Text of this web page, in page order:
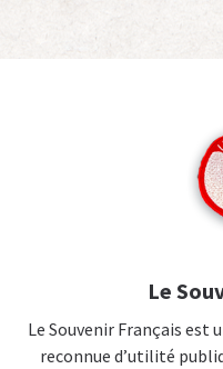
Le
Le Souvenir Français est
reconnue d’utilité